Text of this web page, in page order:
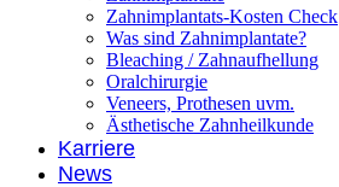
Zahnimplantats-Kosten Check
Was sind Zahnimplantate?
Bleaching / Zahnaufhellung
Oralchirurgie
Veneers, Prothesen uvm.
Ästhetische Zahnheilkunde
Karriere
News